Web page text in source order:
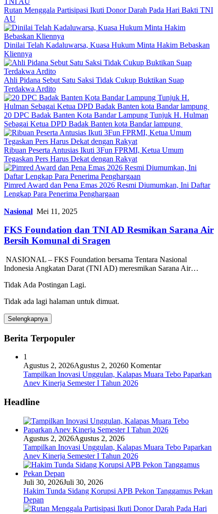
Rutan Menggala Partisipasi Ikuti Donor Darah Pada Hari Bakti TNI
AU
Dinilai Telah Kadaluwarsa, Kuasa Hukum Minta Hakim Bebaskan
Kliennya
Ahli Pidana Sebut Satu Saksi Tidak Cukup Buktikan Suap
Terdakwa Ardito
20 DPC Badak Banten Kota Bandar Lampung Tunjuk H. Hulman
Sebagai Ketua DPD Badak Banten kota Bandar lampung
Ribuan Peserta Antusias Ikuti 3Fun FPRMI, Ketua Umum
Tegaskan Pers Harus Dekat dengan Rakyat
Pimred Award dan Pena Emas 2026 Resmi Diumumkan, Ini Daftar
Lengkap Para Penerima Penghargaan
Nasional Mei 11, 2025
FKS Foundation dan TNI AD Resmikan Sarana Air
Bersih Komunal di Sragen
NASIONAL – FKS Foundation bersama Tentara Nasional
Indonesia Angkatan Darat (TNI AD) meresmikan Sarana Air…
Tidak Ada Postingan Lagi.
Tidak ada lagi halaman untuk dimuat.
Selengkapnya
Berita Terpopuler
1
Agustus 2, 2026Agustus 2, 20260 Komentar
Tampilkan Inovasi Unggulan, Kalapas Muara Tebo Paparkan
Anev Kinerja Semester I Tahun 2026
Headline
Agustus 2, 2026Agustus 2, 2026
Tampilkan Inovasi Unggulan, Kalapas Muara Tebo Paparkan
Anev Kinerja Semester I Tahun 2026
Juli 30, 2026Juli 30, 2026
Hakim Tunda Sidang Korupsi APB Pekon Tanggamus Pekan
Depan